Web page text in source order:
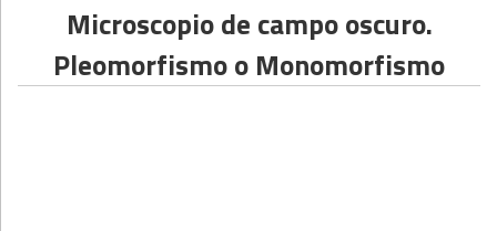
Microscopio de campo oscuro.
Pleomorfismo o Monomorfismo